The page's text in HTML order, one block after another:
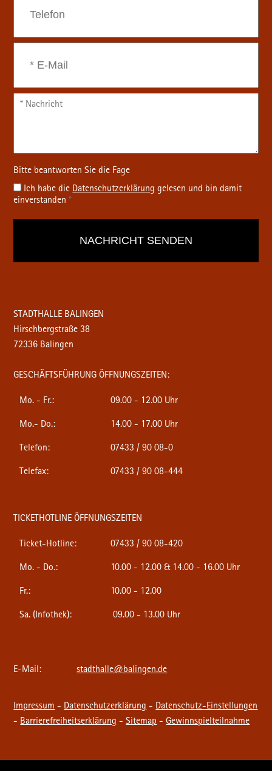
Ich habe dieDatenschutz­erklärunggelesen und bin damit
einverstanden*
STADTHALLE BALINGEN
Hirschbergstraße 38
72336 Balingen
GESCHÄFTSFÜHRUNG ÖFFNUNGSZEITEN:
Mo. - Fr.: 09.00 - 12.00 Uhr
Mo.- Do.: 14.00 - 17.00 Uhr
Telefon: 07433 / 90 08-0
Telefax: 07433 / 90 08-444
TICKETHOTLINE ÖFFNUNGSZEITEN
Ticket-Hotline: 07433 / 90 08-420
Mo. - Do.: 10.00 - 12.00 & 14.00 - 16.00 Uhr
Fr.: 10.00 - 12.00
Sa. (Infothek): 09.00 - 13.00 Uhr
E-Mail: stadthalle@balingen.de
Impressum-Datenschutzerklärung-Datenschutz-Einstellungen
-Barrierefreiheitserklärung-Sitemap-Gewinnspielteilnahme